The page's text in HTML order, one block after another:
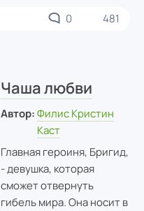
0 481
Чаша любви
Автор: Филис Кристин
Каст
Главная героиня, Бригид,
- девушка, которая
сможет отвернуть
гибель мира. Она носит в